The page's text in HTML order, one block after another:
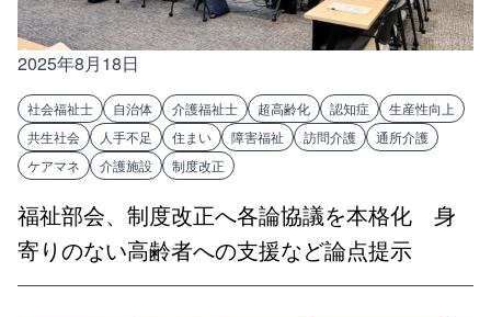
2025年8月18日
社会福祉士 自治体 介護福祉士 超高齢化 認知症
生産性向上
共生社会
人手不足 住まい 障害福祉 訪問介護
通所介護
ケアマネ
介護施設 制度改正
福祉部会、制度改正へ各論協議を本格化 身
寄りのない高齢者への支援など論点提示